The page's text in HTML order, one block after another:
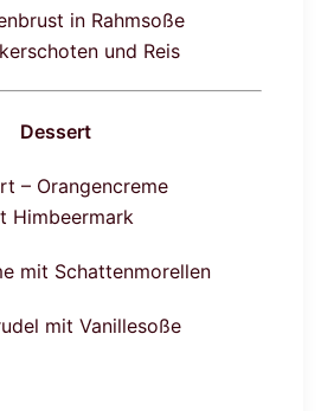
in Rahmsoße
und Reis
Dessert
– Orangencreme
Himbeermark
mit Schattenmorellen
mit Vanillesoße